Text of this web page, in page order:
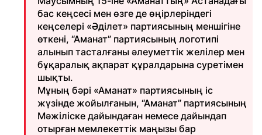
бас кеңсесі мен өзге де өңірлеріндегі
кеңселері «Әділет» партиясының меншігіне
өткені, “Аманат” партиясының логотипі
алынып тасталғаны әлеуметтік желілер мен
бұқаралық ақпарат құралдарына суретімен
шықты.
Мұның бәрі «Аманат» партиясының іс
жүзінде жойылғанын, “Аманат” партиясының
Мәжіліске дайындаған немесе дайындап
отырған мемлекеттік маңызы бар